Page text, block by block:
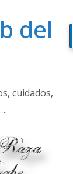
del
cuidados,